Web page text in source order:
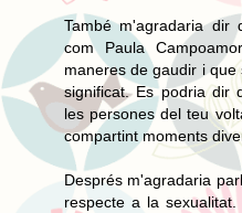
També m'agradaria dir
com Paula
maneres de gaudir i
significat. Es podria dir
les persones del teu
compartint moments
Després m'agradaria
respecte a la